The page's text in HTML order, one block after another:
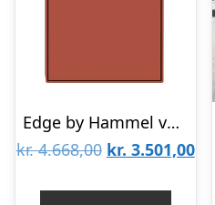
Edge by Hammel væghængt skab med 1 låge : Erling Christensen Møbler
kr.4.668,00 Den
kr. 3.501,00Den